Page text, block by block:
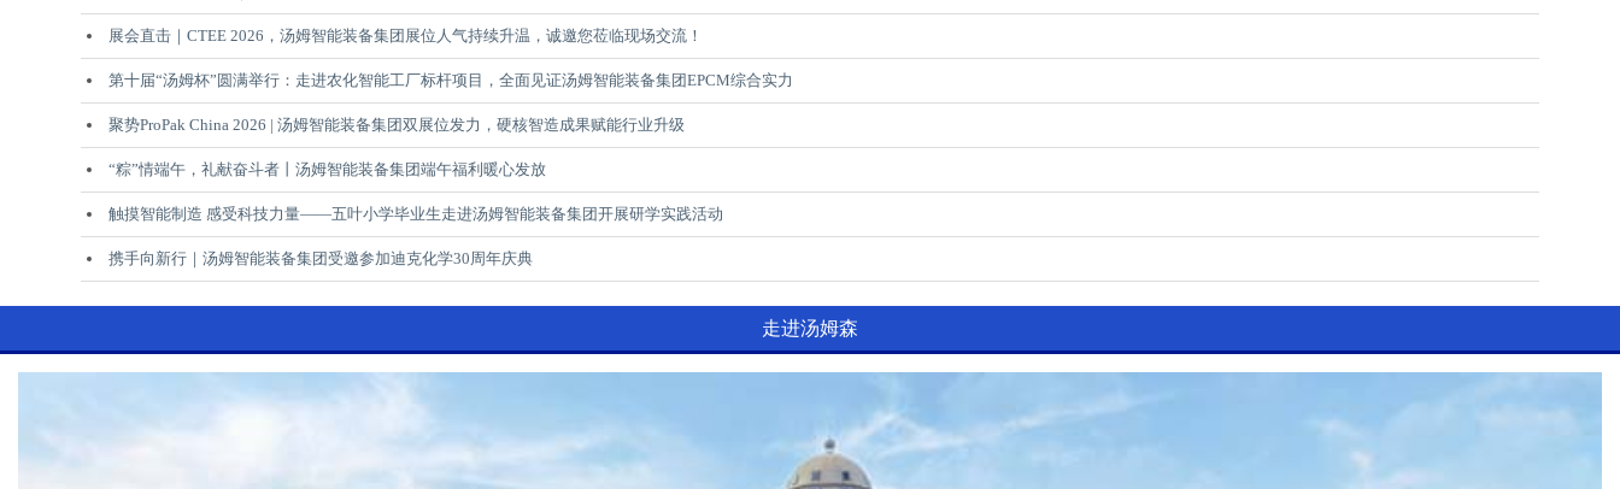
展会直击｜CTEE 2026，汤姆智能装备集团展位人气持续升温，诚邀您莅临现场交流！
第十届“汤姆杯”圆满举行：走进农化智能工厂标杆项目，全面见证汤姆智能装备集团EPCM综合实力
聚势ProPak China 2026 | 汤姆智能装备集团双展位发力，硬核智造成果赋能行业升级
“粽”情端午，礼献奋斗者丨汤姆智能装备集团端午福利暖心发放
触摸智能制造 感受科技力量——五叶小学毕业生走进汤姆智能装备集团开展研学实践活动
携手向新行｜汤姆智能装备集团受邀参加迪克化学30周年庆典
走进汤姆森